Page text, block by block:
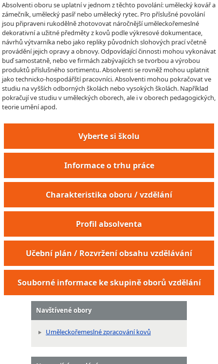
Absolventi oboru se uplatní v jednom z těchto povolání: umělecký kovář a
zámečník, umělecký pasíř nebo umělecký rytec. Pro příslušné povolání
jsou připraveni rukodělně zhotovovat náročnější uměleckořemeslné
dekorativní a užitné předměty z kovů podle výkresové dokumentace,
návrhů výtvarníka nebo jako repliky původních slohových prací včetně
provádění jejich opravy a obnovy. Odpovídající činnosti mohou vykonávat
buď samostatně, nebo ve firmách zabývajících se tvorbou a výrobou
produktů příslušného sortimentu. Absolventi se rovněž mohou uplatnit
jako technicko-hospodářští pracovníci. Absolventi mohou pokračovat ve
studiu na vyšších odborných školách nebo vysokých školách. Například
pokračují ve studiu v uměleckých oborech, ale i v oborech pedagogických,
teorie umění apod.
Vyberte si školu
Informace o trhu práce
Charakteristika oboru / vzdělání
Profil absolventa
Učební plán / Rozvržení obsahu vzdělávání
Souborné informace ke skupině oborů vzdělání
Navštívené obory
Uměleckořemeslné zpracování kovů